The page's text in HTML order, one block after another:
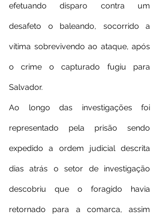
efetuando disparo contra um
desafeto o baleando, socorrido a
vítima sobrevivendo ao ataque, após
o crime o capturado fugiu para
Salvador.
Ao longo das investigações foi
representado pela prisão sendo
expedido a ordem judicial descrita
dias atrás o setor de investigação
descobriu que o foragido havia
retornado para a comarca, assim